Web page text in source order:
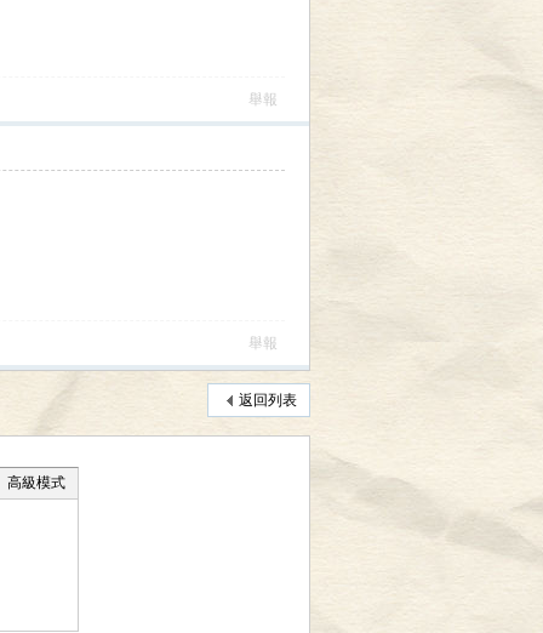
舉報
舉報
返回列表
高級模式